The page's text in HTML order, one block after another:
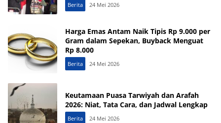
Berita 24 Mei 2026
Harga Emas Antam Naik Tipis Rp 9.000 per
Gram dalam Sepekan, Buyback Menguat
Rp 8.000
Berita 24 Mei 2026
Keutamaan Puasa Tarwiyah dan Arafah
2026: Niat, Tata Cara, dan Jadwal Lengkap
Berita 24 Mei 2026